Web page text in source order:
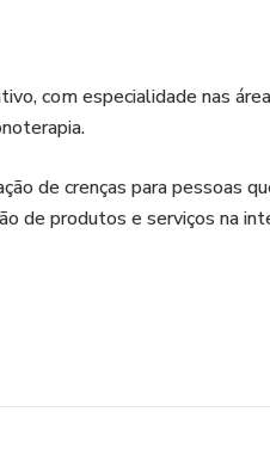
com especialidade nas
de crenças para pessoas
de produtos e serviços na